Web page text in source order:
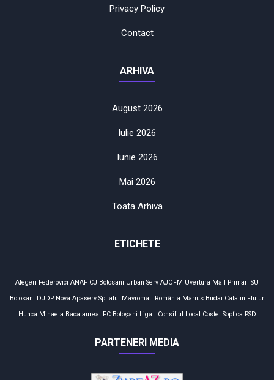
Privacy Policy
Contact
ARHIVA
August 2026
Iulie 2026
Iunie 2026
Mai 2026
Toata Arhiva
ETICHETE
Alegeri Federovici ANAF CJ Botosani Urban Serv AJOFM Uvertura Mall Primar ISU
Botosani DJDP Nova Apaserv Spitalul Mavromati România Marius Budai Catalin Flutur
Hunca Mihaela Bacalaureat FC Botoşani Liga I Consiliul Local Costel Soptica PSD
PARTENERI MEDIA